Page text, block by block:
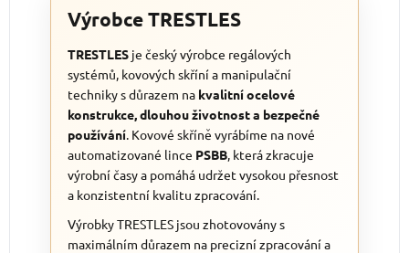
Výrobce TRESTLES
TRESTLES je český výrobce regálových
systémů, kovových skříní a manipulační
techniky s důrazem na kvalitní ocelové
konstrukce, dlouhou životnost a bezpečné
používání. Kovové skříně vyrábíme na nové
automatizované lince PSBB, která zkracuje
výrobní časy a pomáhá udržet vysokou přesnost
a konzistentní kvalitu zpracování.
Výrobky TRESTLES jsou zhotovovány s
maximálním důrazem na precizní zpracování a